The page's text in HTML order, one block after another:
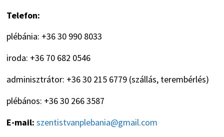
Telefon:
plébánia: +36 30 990 8033
iroda: +36 70 682 0546
adminisztrátor: +36 30 215 6779 (szállás, terembérlés)
plébános: +36 30 266 3587
E-mail: szentistvanplebania@gmail.com